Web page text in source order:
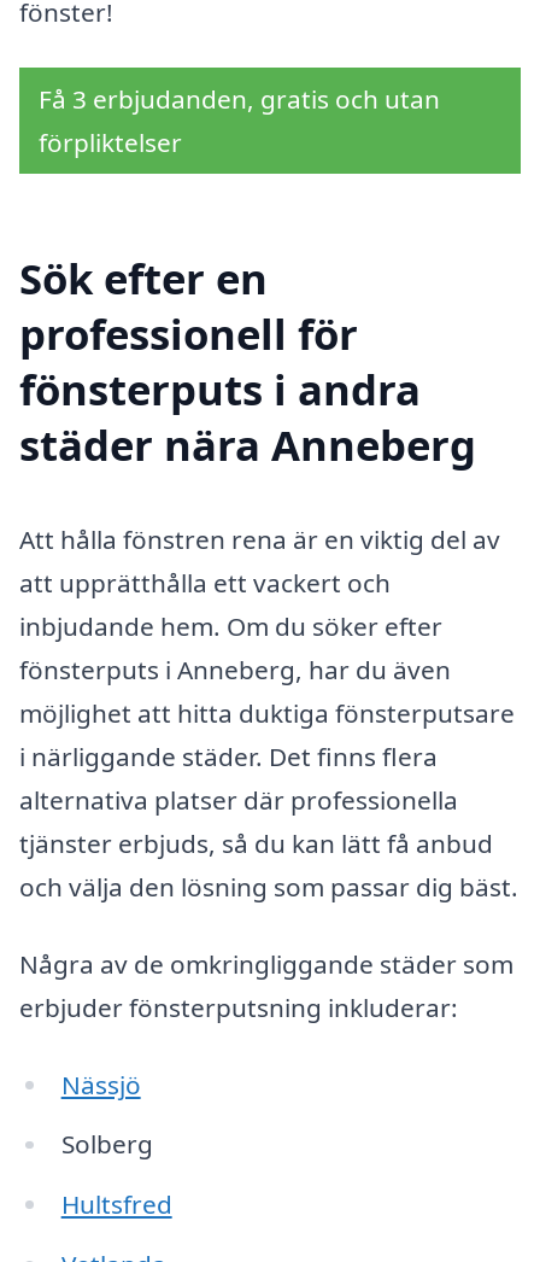
fönster!
Få 3 erbjudanden, gratis och utan
förpliktelser
Sök efter en
professionell för
fönsterputs i andra
städer nära Anneberg
Att hålla fönstren rena är en viktig del av
att upprätthålla ett vackert och
inbjudande hem. Om du söker efter
fönsterputs i Anneberg, har du även
möjlighet att hitta duktiga fönsterputsare
i närliggande städer. Det finns flera
alternativa platser där professionella
tjänster erbjuds, så du kan lätt få anbud
och välja den lösning som passar dig bäst.
Några av de omkringliggande städer som
erbjuder fönsterputsning inkluderar:
Nässjö
Solberg
Hultsfred